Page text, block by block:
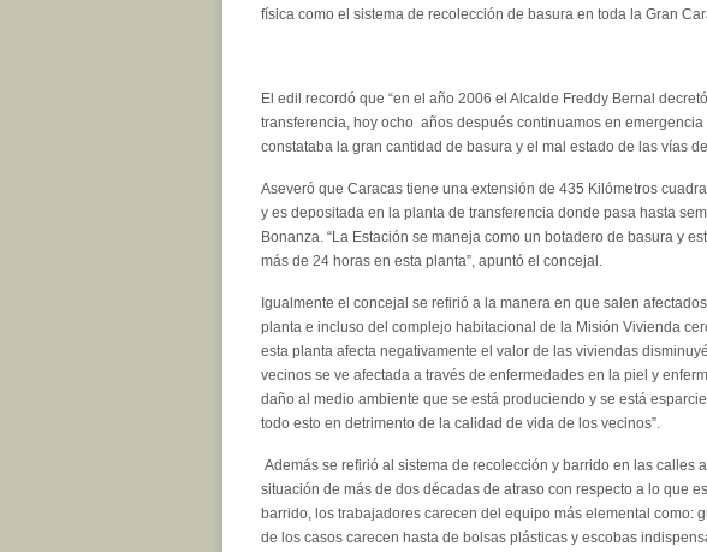
física como el sistema de recolección de basura en toda la Gran
El edil recordó que “en el año 2006 el Alcalde Freddy Bernal
transferencia, hoy ocho años después continuamos en
constataba la gran cantidad de basura y el mal estado de las vías
Aseveró que Caracas tiene una extensión de 435 Kilómetros
y es depositada en la planta de transferencia donde pasa hasta
Bonanza. “La Estación se maneja como un botadero de basura y
más de 24 horas en esta planta”, apuntó el concejal.
Igualmente el concejal se refirió a la manera en que salen
planta e incluso del complejo habitacional de la Misión Vivienda
esta planta afecta negativamente el valor de las viviendas
vecinos se ve afectada a través de enfermedades en la piel y
daño al medio ambiente que se está produciendo y se está
todo esto en detrimento de la calidad de vida de los vecinos”.
Además se refirió al sistema de recolección y barrido en las calles
situación de más de dos décadas de atraso con respecto a lo que
barrido, los trabajadores carecen del equipo más elemental como:
de los casos carecen hasta de bolsas plásticas y escobas